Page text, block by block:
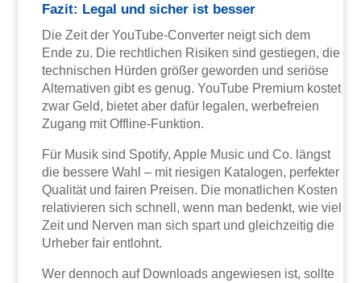
Fazit: Legal und sicher ist besser
Die Zeit der YouTube-Converter neigt sich dem
Ende zu. Die rechtlichen Risiken sind gestiegen, die
technischen Hürden größer geworden und seriöse
Alternativen gibt es genug. YouTube Premium kostet
zwar Geld, bietet aber dafür legalen, werbefreien
Zugang mit Offline-Funktion.
Für Musik sind Spotify, Apple Music und Co. längst
die bessere Wahl – mit riesigen Katalogen, perfekter
Qualität und fairen Preisen. Die monatlichen Kosten
relativieren sich schnell, wenn man bedenkt, wie viel
Zeit und Nerven man sich spart und gleichzeitig die
Urheber fair entlohnt.
Wer dennoch auf Downloads angewiesen ist, sollte